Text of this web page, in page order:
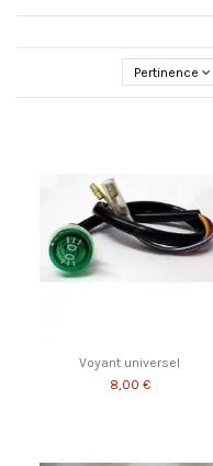
Pertinence
Voyant universel
8,00 €